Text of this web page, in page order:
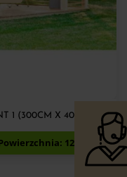
1 (300CM X 400CM)
zł 12m2